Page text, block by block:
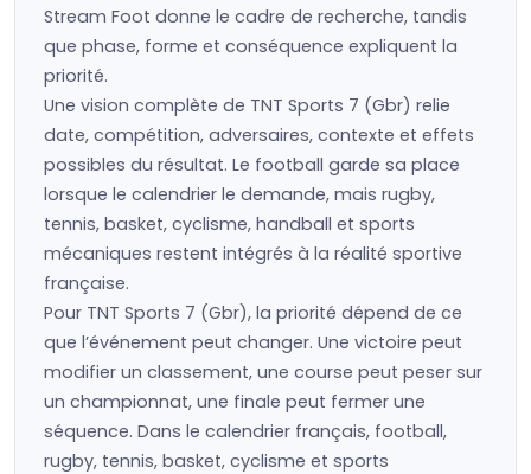
Stream Foot donne le cadre de recherche, tandis
que phase, forme et conséquence expliquent la
priorité.
Une vision complète de TNT Sports 7 (Gbr) relie
date, compétition, adversaires, contexte et effets
possibles du résultat. Le football garde sa place
lorsque le calendrier le demande, mais rugby,
tennis, basket, cyclisme, handball et sports
mécaniques restent intégrés à la réalité sportive
française.
Pour TNT Sports 7 (Gbr), la priorité dépend de ce
que l’événement peut changer. Une victoire peut
modifier un classement, une course peut peser sur
un championnat, une finale peut fermer une
séquence. Dans le calendrier français, football,
rugby, tennis, basket, cyclisme et sports